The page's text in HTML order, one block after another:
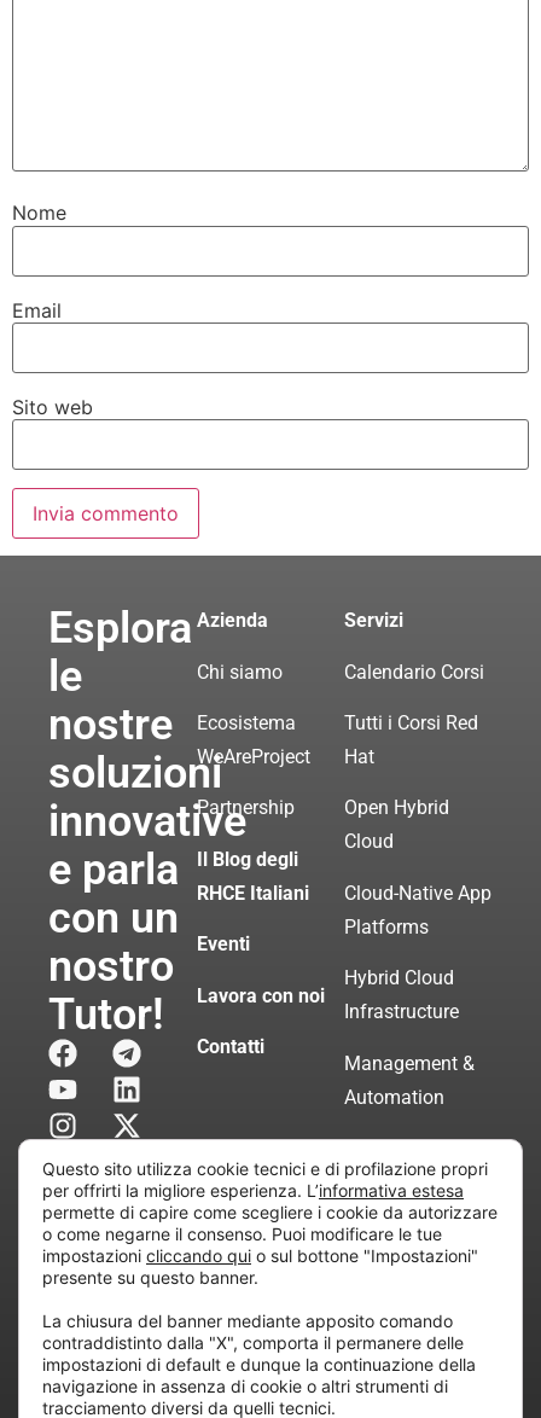
Nome
Email
Sito web
Esplora
le
nostre
soluzioni
innovative
e parla
con un
nostro
Tutor!
Azienda
Chi siamo
Ecosistema
WeAreProject
Partnership
Il Blog degli
RHCE Italiani
Eventi
Lavora con noi
Contatti
Servizi
Calendario Corsi
Tutti i Corsi Red
Hat
Open Hybrid
Cloud
Cloud-Native App
Platforms
Hybrid Cloud
Infrastructure
Management &
Automation
Servizi di
Consulenza
Certificata
all’attività di direzione e coordinamento di “Project
Informatica”
REA: MI – 194005, P. IVA / CF 07165600961 – All
Questo sito utilizza cookie tecnici e di profilazione propri
per offrirti la migliore esperienza. L’informativa estesa
permette di capire come scegliere i cookie da autorizzare
o come negarne il consenso. Puoi modificare le tue
impostazioni cliccando qui o sul bottone "Impostazioni"
presente su questo banner.
La chiusura del banner mediante apposito comando
contraddistinto dalla "X", comporta il permanere delle
impostazioni di default e dunque la continuazione della
navigazione in assenza di cookie o altri strumenti di
tracciamento diversi da quelli tecnici.